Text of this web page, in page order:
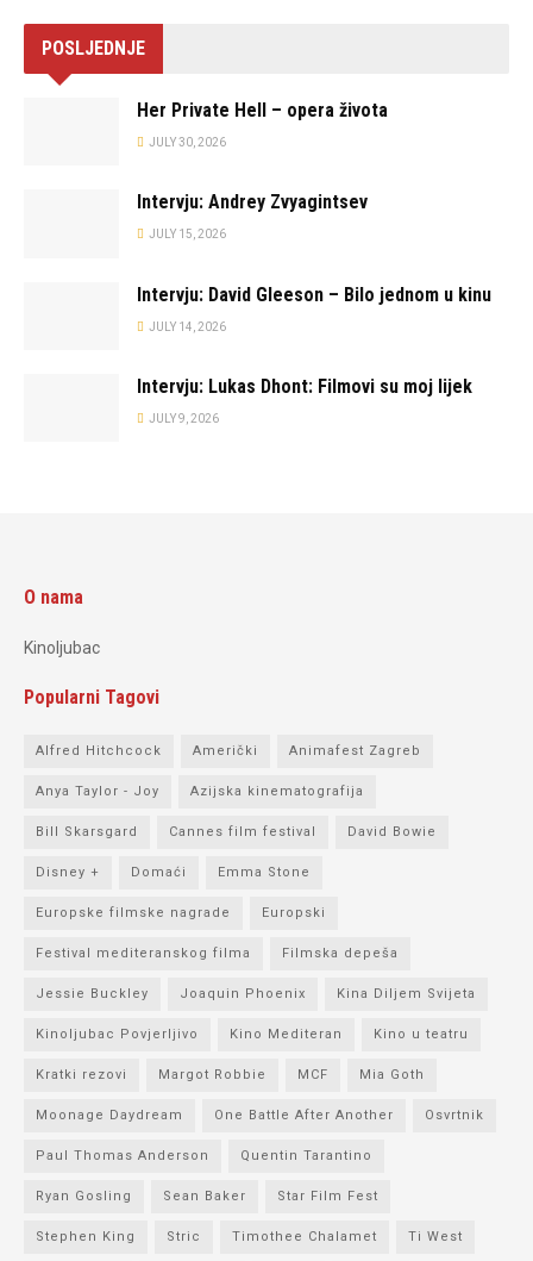
POSLJEDNJE
Her Private Hell – opera života
JULY 30, 2026
Intervju: Andrey Zvyagintsev
JULY 15, 2026
Intervju: David Gleeson – Bilo jednom u kinu
JULY 14, 2026
Intervju: Lukas Dhont: Filmovi su moj lijek
JULY 9, 2026
O nama
Kinoljubac
Popularni Tagovi
Alfred Hitchcock Američki Animafest Zagreb
Anya Taylor - Joy Azijska kinematografija
Bill Skarsgard Cannes film festival David Bowie
Disney + Domaći Emma Stone
Europske filmske nagrade Europski
Festival mediteranskog filma Filmska depeša
Jessie Buckley Joaquin Phoenix Kina Diljem Svijeta
Kinoljubac Povjerljivo Kino Mediteran Kino u teatru
Kratki rezovi Margot Robbie MCF Mia Goth
Moonage Daydream One Battle After Another Osvrtnik
Paul Thomas Anderson Quentin Tarantino
Ryan Gosling Sean Baker Star Film Fest
Stephen King Stric Timothee Chalamet Ti West